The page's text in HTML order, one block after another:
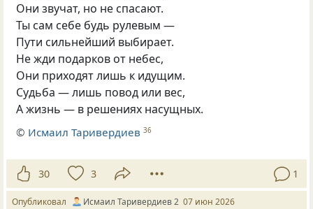
Они звучат, но не спасают.
Ты сам себе будь рулевым —
Пути сильнейший выбирает.
Не жди подарков от небес,
Они приходят лишь к идущим.
Судьба — лишь повод или вес,
А жизнь — в решениях насущных.
© Исмаил Таривердиев 36
30 3 1
Опубликовал Исмаил Таривердиев 2 07 июн 2026